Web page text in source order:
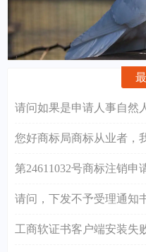
请问如果是申请人事自然
您好商标局商标从业者，
第24611032号商标注销申
请问，下发不予受理通知
工商软证书客户端安装失